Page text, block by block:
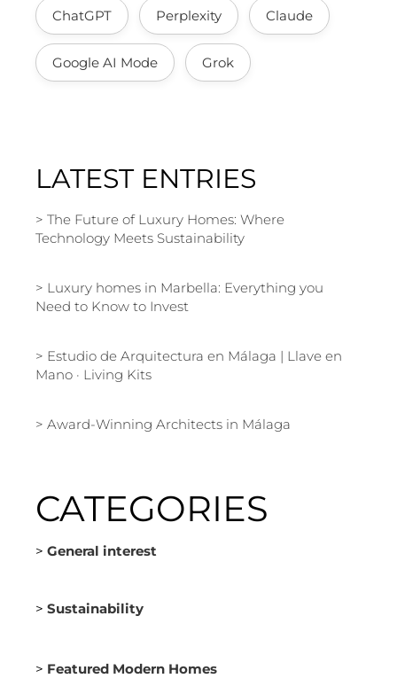
ChatGPT Perplexity Claude
Google AI Mode Grok
LATEST ENTRIES
The Future of Luxury Homes: Where
Technology Meets Sustainability
Luxury homes in Marbella: Everything you
Need to Know to Invest
Estudio de Arquitectura en Málaga | Llave en
Mano · Living Kits
Award-Winning Architects in Málaga
CATEGORIES
> General interest
> Sustainability
> Featured Modern Homes